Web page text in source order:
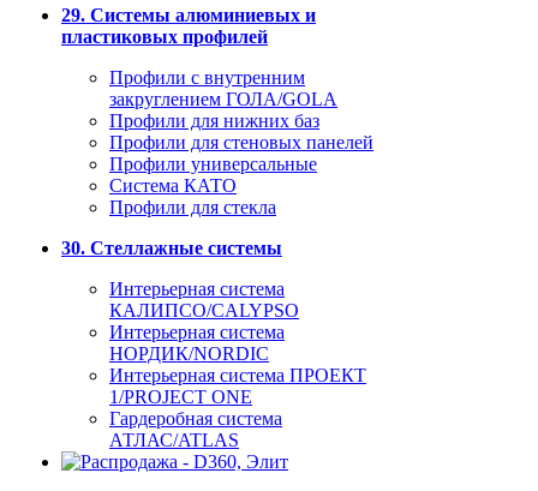
29. Системы алюминиевых и
пластиковых профилей
Профили с внутренним
закруглением ГОЛА/GOLA
Профили для нижних баз
Профили для стеновых панелей
Профили универсальные
Система КАТО
Профили для стекла
30. Стеллажные системы
Интерьерная система
КАЛИПСО/CALYPSO
Интерьерная система
НОРДИК/NORDIC
Интерьерная система ПРОЕКТ
1/PROJECT ONE
Гардеробная система
АТЛАС/ATLAS